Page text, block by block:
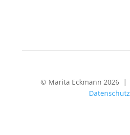
© Marita Eckmann 2026 |
Datenschutz